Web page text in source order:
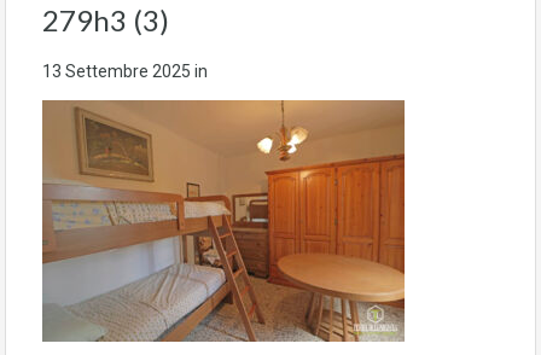
279h3 (3)
13 Settembre 2025 in